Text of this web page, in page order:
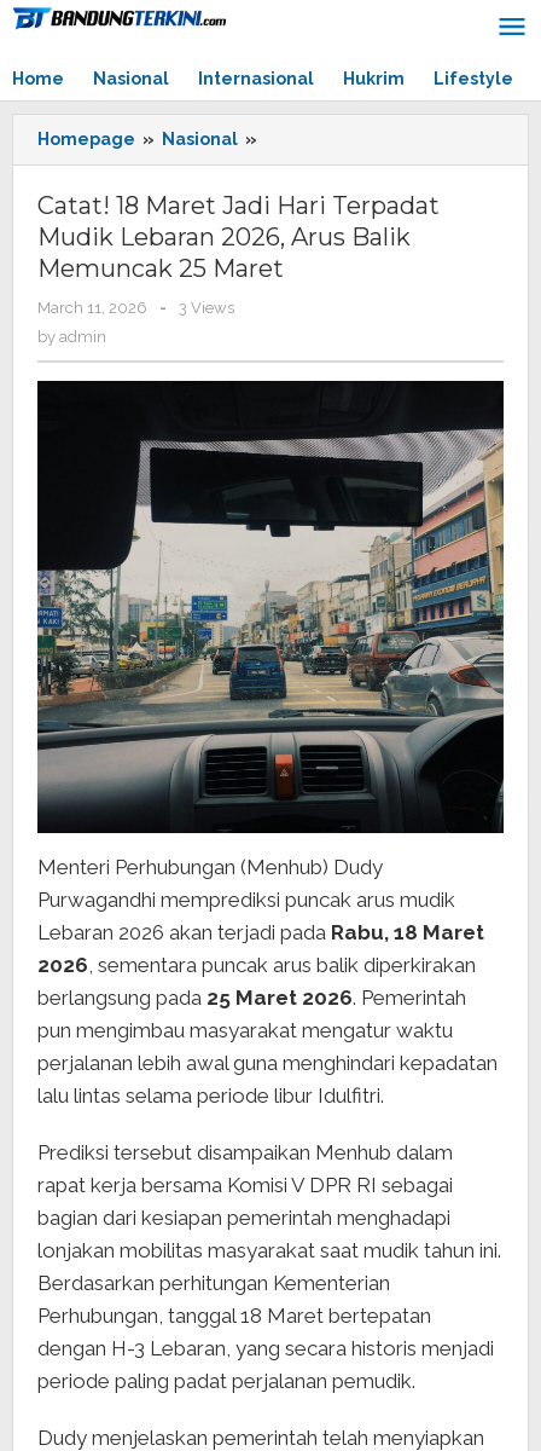
Skip
Home
Nasional Internasional Hukrim Lifestyle
Homepage » Nasional »
18
Jadi
Hari
Terpadat
Arus
25
Catat! 18 Maret Jadi Hari Terpadat
Mudik Lebaran 2026, Arus Balik
Memuncak 25 Maret
March 11, 2026
by
-
3 Views
by admin
Menteri Perhubungan (Menhub) Dudy
Purwagandhi memprediksi puncak arus mudik
Lebaran 2026 akan terjadi pada Rabu, 18 Maret
2026 , sementara puncak arus balik diperkirakan
berlangsung pada 25 Maret 2026. Pemerintah
pun mengimbau masyarakat mengatur waktu
perjalanan lebih awal guna menghindari kepadatan
lalu lintas selama periode libur Idulfitri.
Prediksi tersebut disampaikan Menhub dalam
rapat kerja bersama Komisi V DPR RI sebagai
bagian dari kesiapan pemerintah menghadapi
lonjakan mobilitas masyarakat saat mudik tahun ini.
Berdasarkan perhitungan Kementerian
Perhubungan, tanggal 18 Maret bertepatan
dengan H-3 Lebaran, yang secara historis menjadi
periode paling padat perjalanan pemudik.
Dudy menjelaskan pemerintah telah menyiapkan